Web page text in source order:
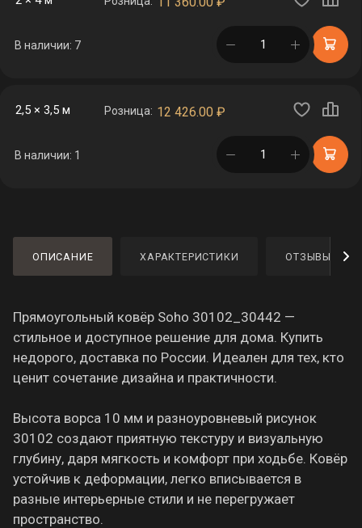
В наличии: 7 в корзине
2,5 × 3,5 м Розница: 12 426.00 ₽
В наличии: 1 в корзине
ОПИСАНИЕ ХАРАКТЕРИСТИКИ ОТЗЫВЫ
Прямоугольный ковёр Soho 30102_30442 —
стильное и доступное решение для дома. Купить
недорого, доставка по России. Идеален для тех, кто
ценит сочетание дизайна и практичности.
Высота ворса 10 мм и разноуровневый рисунок
30102 создают приятную текстуру и визуальную
глубину, даря мягкость и комфорт при ходьбе. Ковёр
устойчив к деформации, легко вписывается в
разные интерьерные стили и не перегружает
пространство.